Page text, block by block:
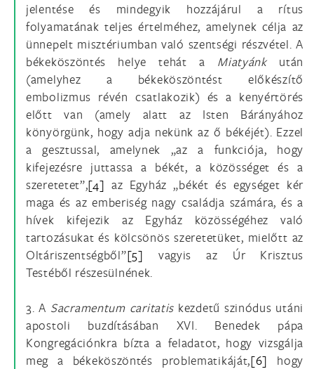
jelentése és mindegyik hozzájárul a rítus
folyamatának teljes értelméhez, amelynek célja az
ünnepelt misztériumban való szentségi részvétel. A
békeköszöntés helye tehát a Miatyánkután
(amelyhez a békeköszöntést előkészítő
embolizmus révén csatlakozik) és a kenyértörés
előtt van (amely alatt az Isten Bárányához
könyörgünk, hogy adja nekünk az ő békéjét). Ezzel
a gesztussal, amelynek „az a funkciója, hogy
kifejezésre juttassa a békét, a közösséget és a
szeretetet”,[4] az Egyház „békét és egységet kér
maga és az emberiség nagy családja számára, és a
hívek kifejezik az Egyház közösségéhez való
tartozásukat és kölcsönös szeretetüket, mielőtt az
Oltáriszentségből”[5] vagyis az Úr Krisztus
Testéből részesülnének.
3. A Sacramentum caritatis kezdetű szinódus utáni
apostoli buzdításában XVI. Benedek pápa
Kongregációnkra bízta a feladatot, hogy vizsgálja
meg a békeköszöntés problematikáját,[6] hogy